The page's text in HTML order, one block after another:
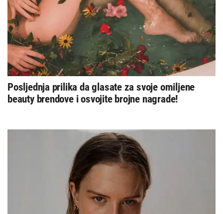
Posljednja prilika da glasate za svoje omiljene
beauty brendove i osvojite brojne nagrade!